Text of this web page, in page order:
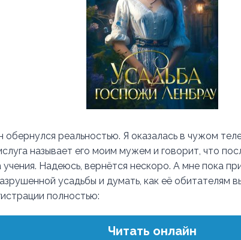
обернулся реальностью. Я оказалась в чужом
называет его моим мужем и говорит, что
учения. Надеюсь, вернётся нескоро. А мне пока
усадьбы и думать, как её обитателям
полностью:
Читать онлайн